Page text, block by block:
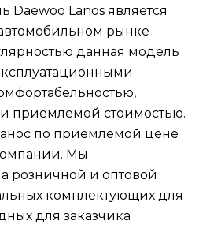
Lanos является
рынке
данная модель
приемлемой стоимостью.
по приемлемой цене
Мы
розничной и оптовой
комплектующих для
для заказчика